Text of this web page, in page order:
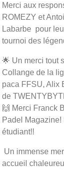
Merci aux
ROMEZY et
Labarbe pour
tournoi des
🌟 Un merci tout
Collange de la
paca FFSU, Alix
de
🙌 Merci Franck
Padel Magazine!
étudiant!!
Un immense
accueil